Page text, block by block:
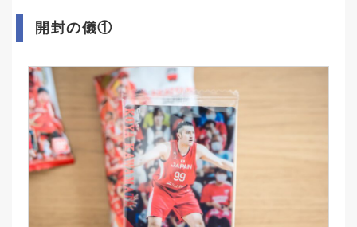
開封の儀①